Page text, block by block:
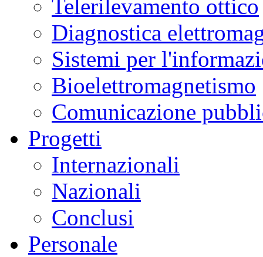
Telerilevamento ottico
Diagnostica
Sistemi per
Bioelettromagnetismo
Comunicazione
Progetti
Internazionali
Nazionali
Conclusi
Personale